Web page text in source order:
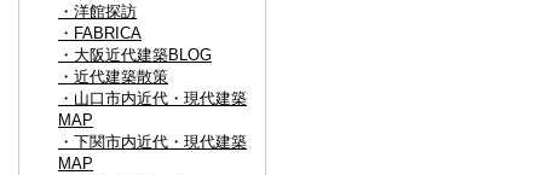
・洋館探訪
・FABRICA
・大阪近代建築BLOG
・近代建築散策
・山口市内近代・現代建築
MAP
・下関市内近代・現代建築
MAP